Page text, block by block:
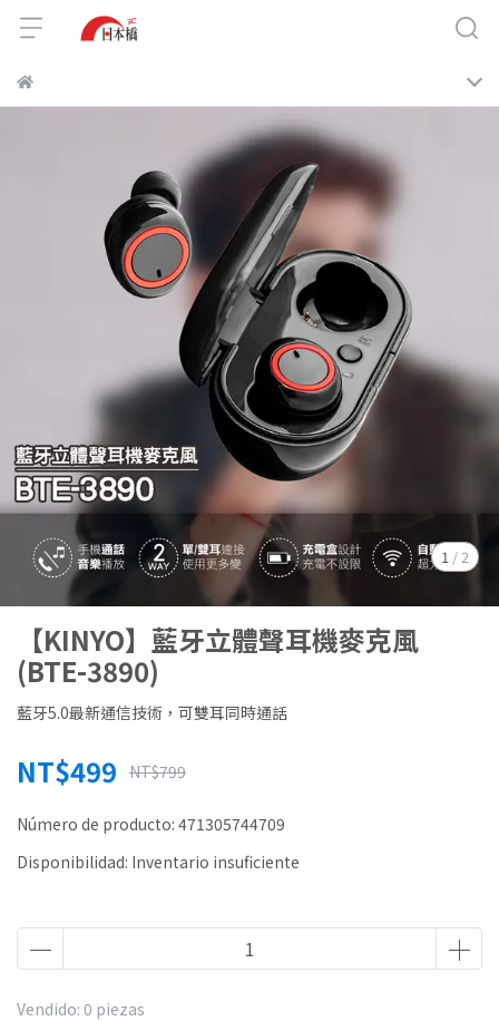
1 / 2
【KINYO】藍牙立體聲耳機麥克風
(BTE-3890)
藍牙5.0最新通信技術，可雙耳同時通話
NT$499 NT$799
Número de producto: 471305744709
Disponibilidad: Inventario insuficiente
Vendido: 0 piezas